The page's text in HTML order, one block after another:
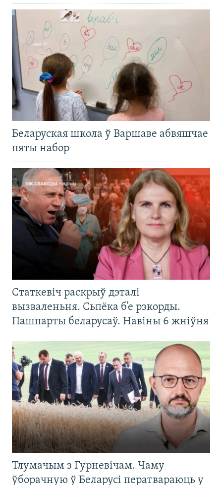
Беларуская школа ў Варшаве абвяшчае
пяты набор
Статкевіч раскрыў дэталі
вызваленьня. Сьпёка б’е рэкорды.
Пашпарты беларусаў. Навіны 6 жніўня
Тлумачым з Гурневічам. Чаму
ўборачную ў Беларусі ператвараюць у